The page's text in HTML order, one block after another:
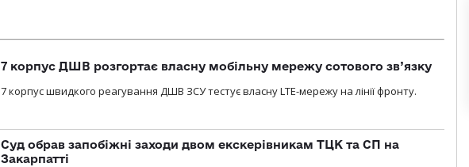
7 корпус ДШВ розгортає власну мобільну мережу сотового зв’язку
7 корпус швидкого реагування ДШВ ЗСУ тестує власну LTE-мережу на лінії фронту.
Суд обрав запобіжні заходи двом екскерівникам ТЦК та СП на
Закарпатті